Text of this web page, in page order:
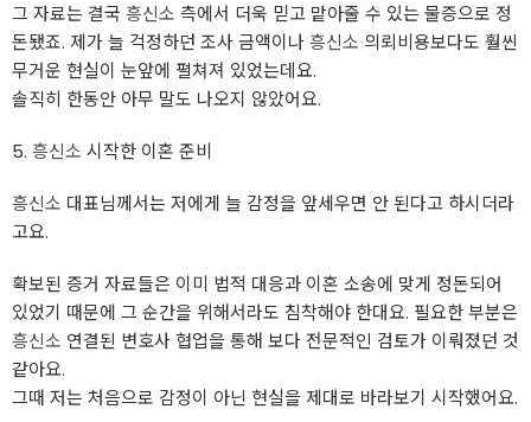
그 자료는 결국 흥신소 측에서 더욱 믿고 맡아줄 수 있는 물증으로 정
돈됐죠. 제가 늘 걱정하던 조사 금액이나흥신소 의뢰비용보다도 훨씬
무거운 현실이 눈앞에 펼쳐져 있었는데요.
솔직히 한동안 아무 말도 나오지 않았어요.
5. 흥신소 시작한 이혼 준비
흥신소 대표님께서는 저에게 늘 감정을 앞세우면 안 된다고 하시더라
고요.
확보된 증거 자료들은 이미 법적 대응과 이혼 소송에 맞게 정돈되어
있었기 때문에 그 순간을 위해서라도 침착해야 한대요. 필요한 부분은
흥신소 연결된 변호사 협업을 통해 보다 전문적인 검토가 이뤄졌던 것
같아요.
그때 저는 처음으로 감정이 아닌 현실을 제대로 바라보기 시작했어요.